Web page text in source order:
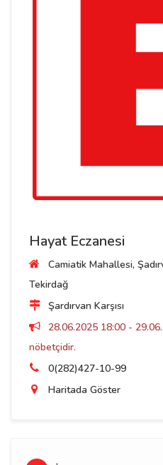
Hayat Eczanesi
Camiatik Mahallesi,
Tekirdağ
Şardırvan Karşısı
28.06.2025 18:00 -
nöbetçidir.
0(282)427-10-99
Haritada Göster